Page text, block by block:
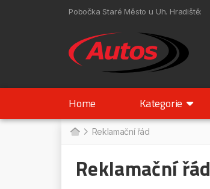
Pobočka Staré Město u Uh. Hradiště:
Home Kategorie
Reklamační řád
Reklamační řád